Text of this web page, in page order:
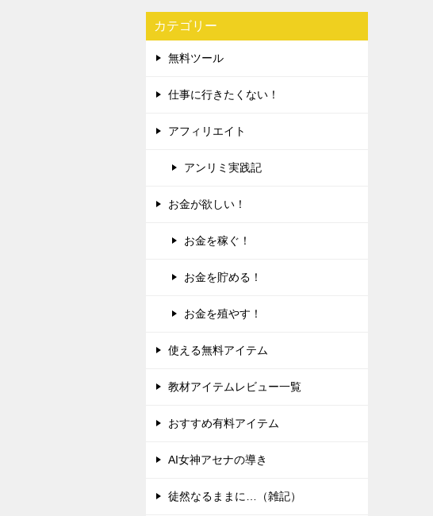
カテゴリー
無料ツール
仕事に行きたくない！
アフィリエイト
アンリミ実践記
お金が欲しい！
お金を稼ぐ！
お金を貯める！
お金を殖やす！
使える無料アイテム
教材アイテムレビュー一覧
おすすめ有料アイテム
AI女神アセナの導き
徒然なるままに…（雑記）